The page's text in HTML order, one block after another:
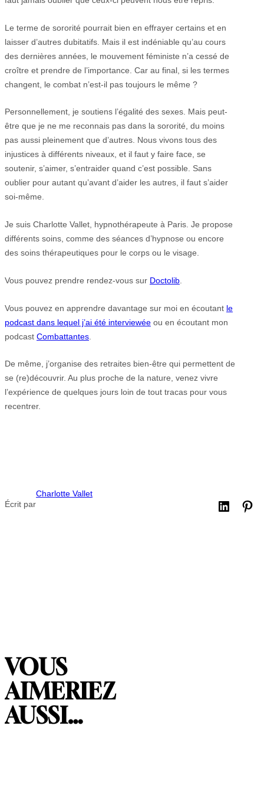
Le terme de sororité pourrait bien en effrayer certains et en
laisser d’autres dubitatifs. Mais il est indéniable qu’au cours
des dernières années, le mouvement féministe n’a cessé de
croître et prendre de l’importance. Car au final, si les termes
changent, le combat n’est-il pas toujours le même ?
Personnellement, je soutiens l’égalité des sexes. Mais peut-
être que je ne me reconnais pas dans la sororité, du moins
pas aussi pleinement que d’autres. Nous vivons tous des
injustices à différents niveaux, et il faut y faire face, se
soutenir, s’aimer, s’entraider quand c’est possible. Sans
oublier pour autant qu’avant d’aider les autres, il faut s’aider
soi-même.
Je suis Charlotte Vallet, hypnothérapeute à Paris. Je propose
différents soins, comme des séances d’hypnose ou encore
des soins thérapeutiques pour le corps ou le visage.
Vous pouvez prendre rendez-vous sur Doctolib
Vous pouvez en apprendre davantage sur moi en écoutant le
podcast dans lequel j’ai été interviewée ou en écoutant mon
podcast Combattantes
De même, j’organise des retraites bien-être qui permettent de
se (re)découvrir. Au plus proche de la nature, venez vivre
l’expérience de quelques jours loin de tout tracas pour vous
recentrer.
Écrit par
Charlotte Vallet
VOUS
AIMERIEZ
AUSSI…